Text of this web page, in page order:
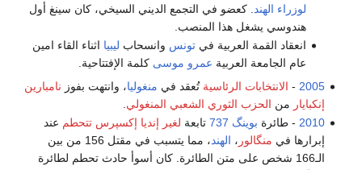
في التجمع الديني السيخي، كان سينغ أول
المنصب.
تونسوانسحابليبيااثناء القاء امين
عمرو موسىكلمة الإفتتاحية.
تُعقد فيمنغوليا، وانتهت بفوزنامبارين
الشعبي المنغولي.
تابعةلغير إنديا إكسپرس تتحطمعند
، مما يتسبب في مقتل 156 من بين
متن الطائرة. كان أسوأ حادث تحطم لطائرة